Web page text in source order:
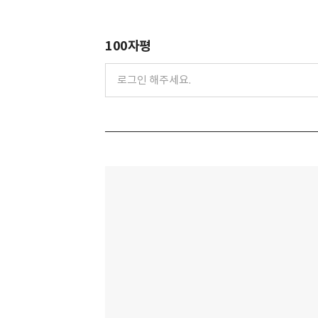
100자평